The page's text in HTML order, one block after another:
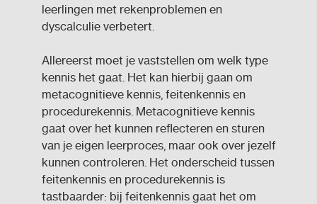
leerlingen met rekenproblemen en
dyscalculie verbetert.
Allereerst moet je vaststellen om welk type
kennis het gaat. Het kan hierbij gaan om
metacognitieve kennis, feitenkennis en
procedurekennis. Metacognitieve kennis
gaat over het kunnen reflecteren en sturen
van je eigen leerproces, maar ook over jezelf
kunnen controleren. Het onderscheid tussen
feitenkennis en procedurekennis is
tastbaarder: bij feitenkennis gaat het om